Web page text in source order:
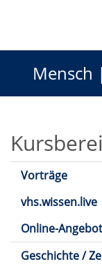
Mensch
Politik,
Umwelt
Vorträge
vhs.wissen.live
Online-
Geschichte /